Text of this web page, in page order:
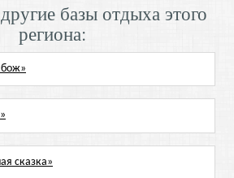
базы отдыха этого
региона: